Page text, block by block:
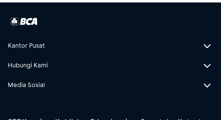
Kantor Pusat
Hubungi Kami
Media Sosial